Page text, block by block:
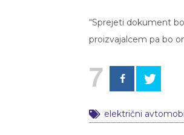
“Sprejeti dokument
proizvajalcem pa bo
7
električni